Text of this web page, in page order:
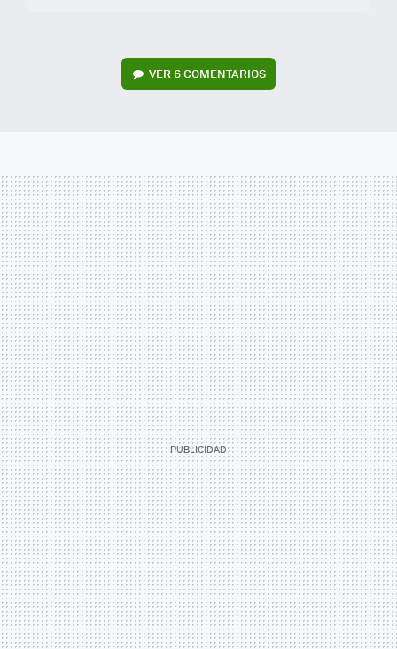
VER6 COMENTARIOS